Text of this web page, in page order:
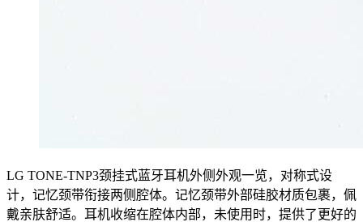
LG TONE-TNP3颈挂式蓝牙耳机外侧外观一览，对称式设
计，记忆颈带衔接两侧腔体。记忆颈带外部硅胶材质包裹，佩
戴亲肤舒适。耳机收缩在腔体内部，未使用时，提供了更好的